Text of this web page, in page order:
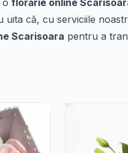
o florărie online
uita că, cu serviciile
Scarisoara pentru a